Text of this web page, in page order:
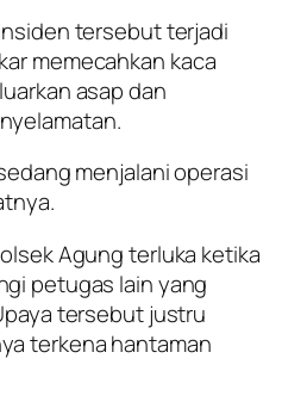
tersebut terjadi
memecahkan kaca
asap dan
menjalani operasi
Agung terluka ketika
petugas lain yang
tersebut justru
terkena hantaman